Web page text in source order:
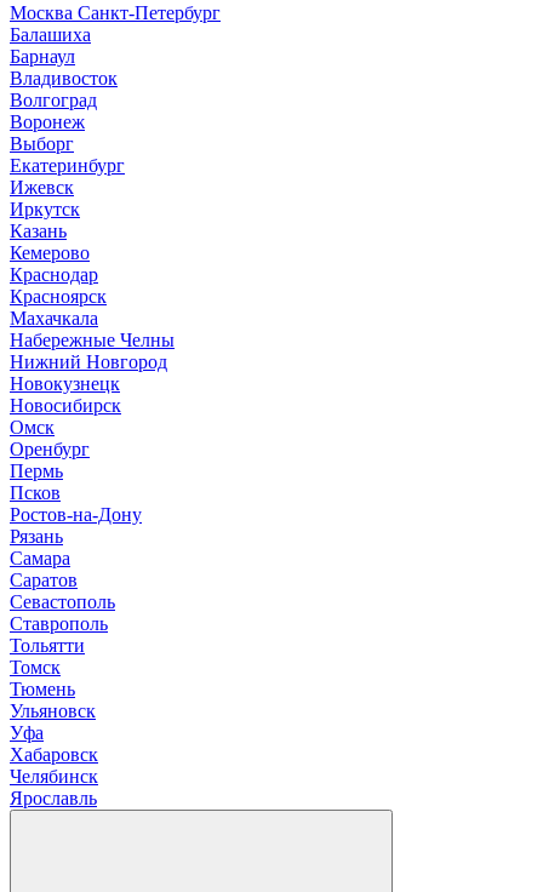
Москва Санкт-Петербург
Балашиха
Барнаул
Владивосток
Волгоград
Воронеж
Выборг
Екатеринбург
Ижевск
Иркутск
Казань
Кемерово
Краснодар
Красноярск
Махачкала
Набережные Челны
Нижний Новгород
Новокузнецк
Новосибирск
Омск
Оренбург
Пермь
Псков
Ростов-на-Дону
Рязань
Самара
Саратов
Севастополь
Ставрополь
Тольятти
Томск
Тюмень
Ульяновск
Уфа
Хабаровск
Челябинск
Ярославль